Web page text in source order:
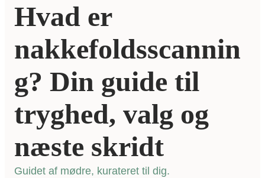
Hvad er
nakkefoldsscannin
g? Din guide til
tryghed, valg og
næste skridt
Guidet af mødre, kurateret til dig.